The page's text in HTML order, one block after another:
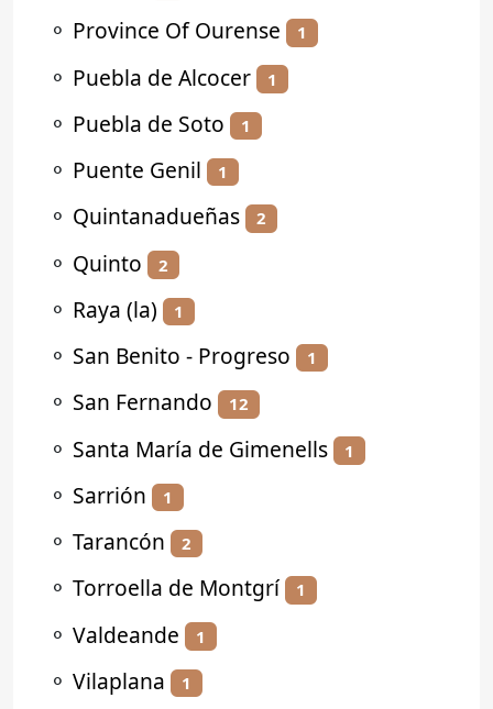
⚬ Province Of Ourense 1
⚬ Puebla de Alcocer 1
⚬ Puebla de Soto 1
⚬ Puente Genil 1
⚬ Quintanadueñas 2
⚬ Quinto 2
⚬ Raya (la) 1
⚬ San Benito - Progreso 1
⚬ San Fernando 12
⚬ Santa María de Gimenells 1
⚬ Sarrión 1
⚬ Tarancón 2
⚬ Torroella de Montgrí 1
⚬ Valdeande 1
⚬ Vilaplana 1